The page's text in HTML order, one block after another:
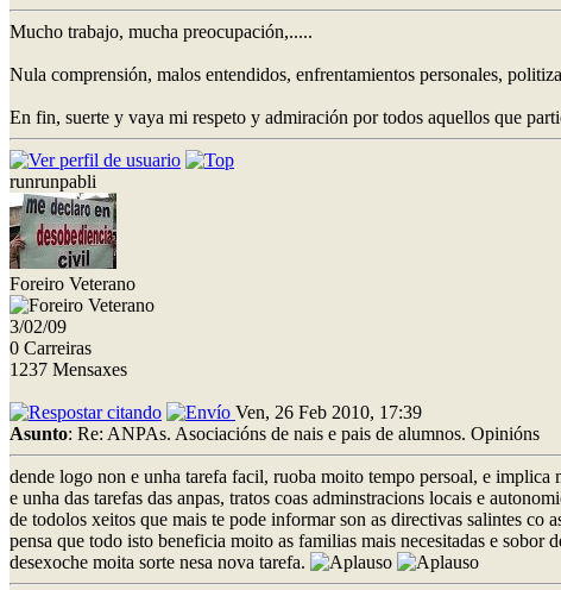
Mucho trabajo, mucha preocupación,.....
Nula comprensión, malos entendidos, enfrentamientos personales,
En fin, suerte y vaya mi respeto y admiración por todos aquellos que
runrunpabli
Foreiro Veterano
3/02/09
0 Carreiras
1237 Mensaxes
Ven, 26 Feb 2010, 17:39
Asunto: Re: ANPAs. Asociacións de nais e pais de alumnos. Opinións
dende logo non e unha tarefa facil, ruoba moito tempo persoal, e implica
e unha das tarefas das anpas, tratos coas adminstracions locais e
de todolos xeitos que mais te pode informar son as directivas salintes co
pensa que todo isto beneficia moito as familias mais necesitadas e sobor
desexoche moita sorte nesa nova tarefa.